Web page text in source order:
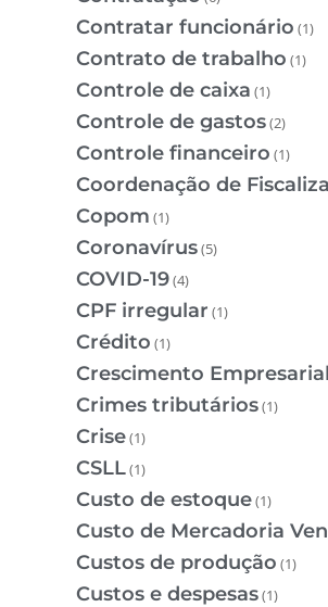
Contratar funcionário (1)
Contrato de trabalho (1)
Controle de caixa (1)
Controle de gastos(2)
Controle financeiro (1)
Coordenação de
Copom (1)
Coronavírus(5)
COVID-19(4)
CPF irregular (1)
Crédito (1)
Crescimento Empresarial
Crimes tributários(1)
Crise(1)
CSLL(1)
Custo de estoque(1)
Custo de Mercadoria
Custos de produção (1)
Custos e despesas(1)